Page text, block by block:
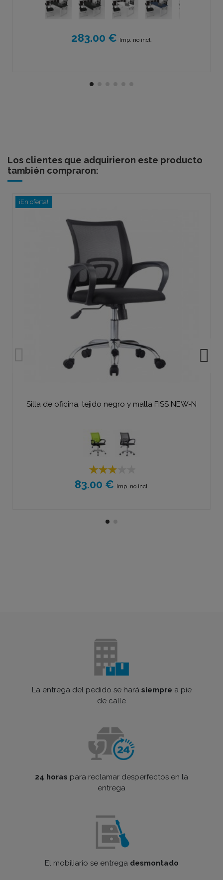
283.00 € Imp. no incl.
Los clientes que adquirieron este producto
también compraron:
¡En oferta!
Silla de oficina, tejido negro y malla FISS NEW-N
83.00 € Imp. no incl.
La entrega del pedido se hará siempre a pie
de calle
24 horas para reclamar desperfectos en la
entrega
El mobiliario se entrega desmontado